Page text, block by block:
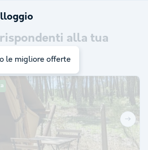
alla tua
le migliore offerte